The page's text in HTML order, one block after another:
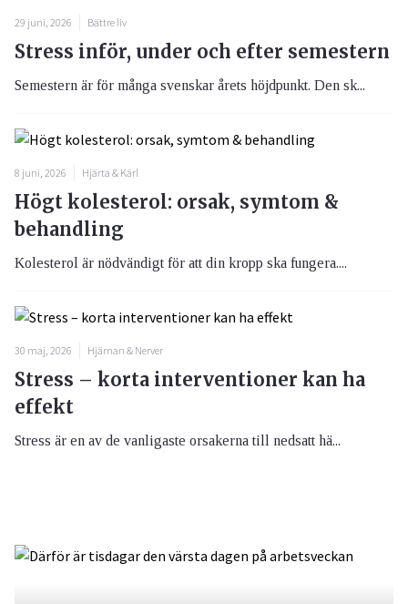
29 juni, 2026 Bättre liv
Stress inför, under och efter semestern
Semestern är för många svenskar årets höjdpunkt. Den sk...
8 juni, 2026 Hjärta & Kärl
Högt kolesterol: orsak, symtom &
behandling
Kolesterol är nödvändigt för att din kropp ska fungera....
30 maj, 2026 Hjärnan & Nerver
Stress – korta interventioner kan ha
effekt
Stress är en av de vanligaste orsakerna till nedsatt hä...